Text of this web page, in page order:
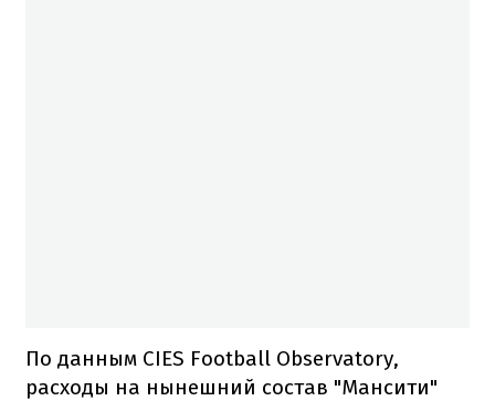
По данным CIES Football Observatory,
расходы на нынешний состав "Мансити"